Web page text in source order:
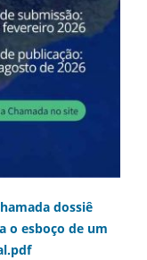
dossiê
o esboço de um